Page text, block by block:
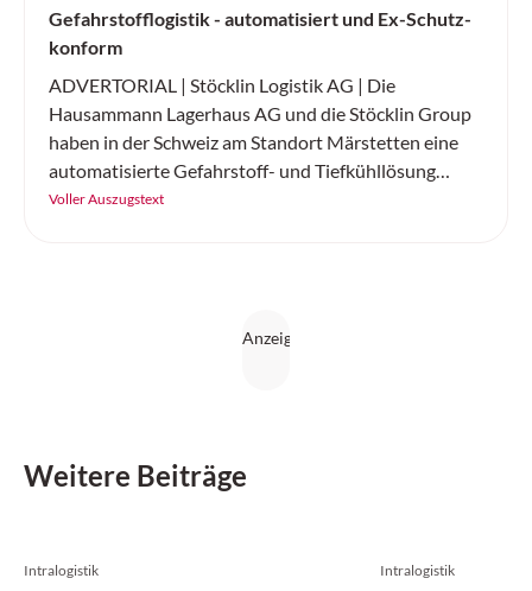
Gefahrstofflogistik - automatisiert und Ex-Schutz-
konform
ADVERTORIAL | Stöcklin Logistik AG | Die
Hausammann Lagerhaus AG und die Stöcklin Group
haben in der Schweiz am Standort Märstetten eine
automatisierte Gefahrstoff- und Tiefkühllösung
realisiert.
Voller Auszugstext
Weitere Beiträge
Intralogistik Intralogistik